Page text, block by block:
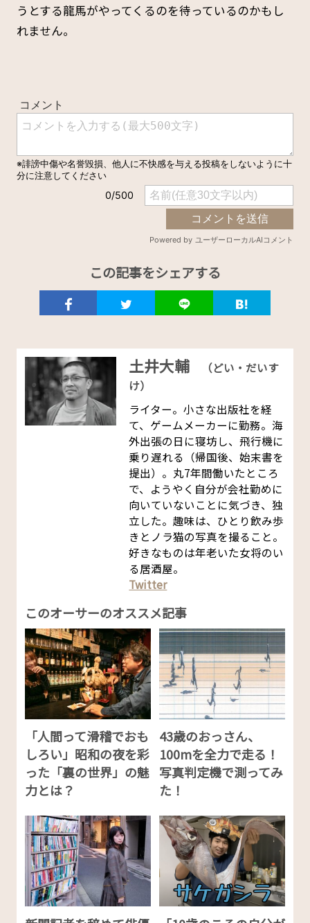
うとする龍馬がやってくるのを待っているのかもし
れません。
この記事をシェアする
土井大輔
（どい・だいす
け）
ライター。小さな出版社を経
て、ゲームメーカーに勤務。海
外出張の日に寝坊し、飛行機に
乗り遅れる（帰国後、始末書を
提出）。丸7年間働いたところ
で、ようやく自分が会社勤めに
向いていないことに気づき、独
立した。趣味は、ひとり飲み歩
きとノラ猫の写真を撮ること。
好きなものは年老いた女将のい
る居酒屋。
Twitter
このオーサーのオススメ記事
「人間って滑稽でおも
しろい」昭和の夜を彩
った「裏の世界」の魅
力とは？
43歳のおっさん、
100mを全力で走る！
写真判定機で測ってみ
た！